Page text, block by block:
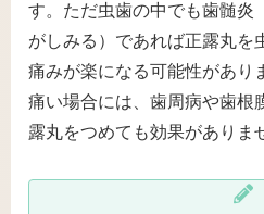
す。ただ虫歯の中でも歯髄炎
がしみる）であれば正露丸を
痛みが楽になる可能性があり
痛い場合には、歯周病や歯根
露丸をつめても効果がありま